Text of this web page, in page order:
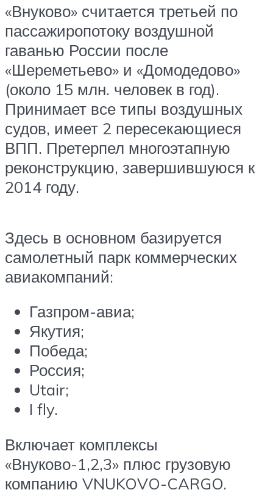
«Внуково» считается третьей по
пассажиропотоку воздушной
гаванью России после
«Шереметьево» и «Домодедово»
(около 15 млн. человек в год).
Принимает все типы воздушных
судов, имеет 2 пересекающиеся
ВПП. Претерпел многоэтапную
реконструкцию, завершившуюся к
2014 году.
Здесь в основном базируется
самолетный парк коммерческих
авиакомпаний:
Газпром-авиа;
Якутия;
Победа;
Россия;
Utair;
I fly.
Включает комплексы
«Внуково-1,2,3» плюс грузовую
компанию VNUKOVO-CARGO.